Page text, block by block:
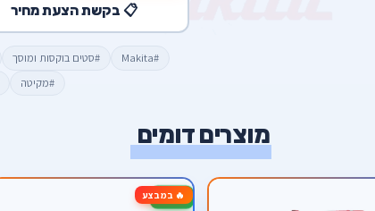
📋 בקשת הצעת מחיר
#Makita #סטים בוקסות ומוסך
#מקיטה
מוצרים דומים
🔥 במבצע-13%